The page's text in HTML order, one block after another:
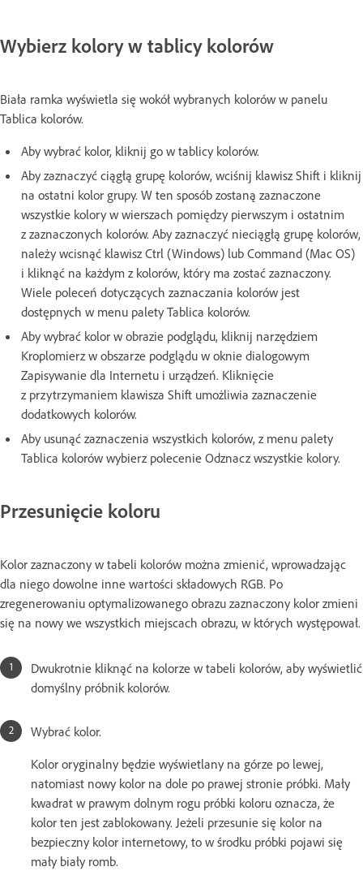
Wybierz kolory w tablicy kolorów
Biała ramka wyświetla się wokół wybranych kolorów w panelu
Tablica kolorów.
Aby wybrać kolor, kliknij go w tablicy kolorów.
Aby zaznaczyć ciągłą grupę kolorów, wciśnij klawisz Shift i kliknij
na ostatni kolor grupy. W ten sposób zostaną zaznaczone
wszystkie kolory w wierszach pomiędzy pierwszym i ostatnim
z zaznaczonych kolorów. Aby zaznaczyć nieciągłą grupę kolorów,
należy wcisnąć klawisz Ctrl (Windows) lub Command (Mac OS)
i kliknąć na każdym z kolorów, który ma zostać zaznaczony.
Wiele poleceń dotyczących zaznaczania kolorów jest
dostępnych w menu palety Tablica kolorów.
Aby wybrać kolor w obrazie podglądu, kliknij narzędziem
Kroplomierz w obszarze podglądu w oknie dialogowym
Zapisywanie dla Internetu i urządzeń. Kliknięcie
z przytrzymaniem klawisza Shift umożliwia zaznaczenie
dodatkowych kolorów.
Aby usunąć zaznaczenia wszystkich kolorów, z menu palety
Tablica kolorów wybierz polecenie Odznacz wszystkie kolory.
Przesunięcie koloru
Kolor zaznaczony w tabeli kolorów można zmienić, wprowadzając
dla niego dowolne inne wartości składowych RGB. Po
zregenerowaniu optymalizowanego obrazu zaznaczony kolor zmieni
się na nowy we wszystkich miejscach obrazu, w których występował.
Dwukrotnie kliknąć na kolorze w tabeli kolorów, aby wyświetlić
domyślny próbnik kolorów.
Wybrać kolor.
Kolor oryginalny będzie wyświetlany na górze po lewej,
natomiast nowy kolor na dole po prawej stronie próbki. Mały
kwadrat w prawym dolnym rogu próbki koloru oznacza, że
kolor ten jest zablokowany. Jeżeli przesunie się kolor na
bezpieczny kolor internetowy, to w środku próbki pojawi się
mały biały romb.